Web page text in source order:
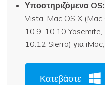
Υποστηριζόμενα OS:
Vista, Mac OS X (Mac
10.9, 10.10
10.12 Sierra) για
Κατεβάστε